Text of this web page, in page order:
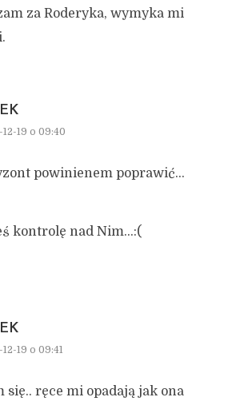
za Roderyka, wymyka mi
19 o 09:40
powinienem poprawić…
kontrolę nad Nim…:(
19 o 09:41
się.. ręce mi opadają jak ona